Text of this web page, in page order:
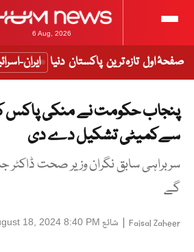
6 Aug, 2026
صفحۂ اول تازہ ترین پاکستان دنیا ایران-
پنجاب حکومت نے منکی پاکس
سےکمیٹی تشکیل دے دی
سربراہی سابق نگران وزیر صحت ڈاکٹر
گے
Faisal Zaheer
| شائع 18, 2024 8:40 PM